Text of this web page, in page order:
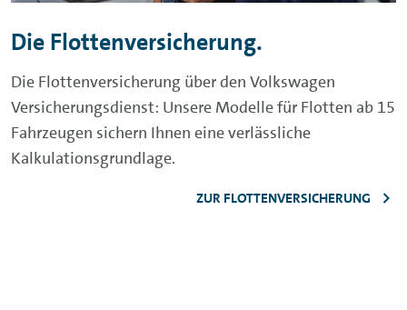
Die Flottenversicherung.
Die Flottenversicherung über den Volkswagen
Versicherungsdienst: Unsere Modelle für Flotten ab 15
Fahrzeugen sichern Ihnen eine verlässliche
Kalkulationsgrundlage.
ZUR FLOTTENVERSICHERUNG